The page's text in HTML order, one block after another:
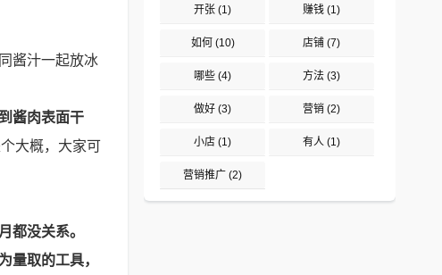
酱汁一起放冰
酱肉表面干
大概，大家可
都没关系。
量取的工具，
开张 (1) 赚钱 (1)
如何 (10) 店铺 (7)
哪些 (4) 方法 (3)
做好 (3) 营销 (2)
小店 (1) 有人 (1)
营销推广 (2)